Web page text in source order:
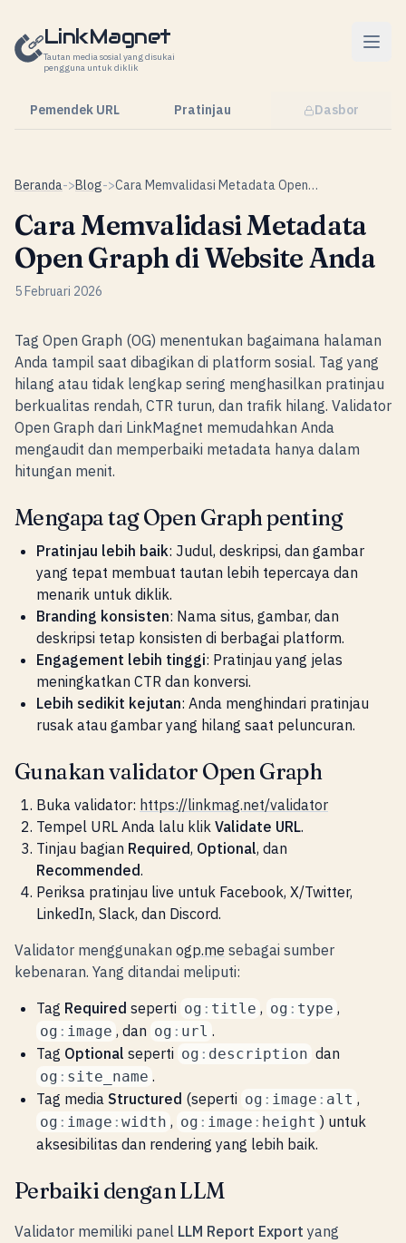
LinkMagnet
Tautan media sosial yang disukai
pengguna untuk diklik
Pemendek URL Pratinjau Dasbor
Beranda->Blog-> Cara Memvalidasi Metadata Open Graph di Website Anda
Cara Memvalidasi Metadata
Open Graph di Website Anda
5 Februari 2026
Tag Open Graph (OG) menentukan bagaimana halaman
Anda tampil saat dibagikan di platform sosial. Tag yang
hilang atau tidak lengkap sering menghasilkan pratinjau
berkualitas rendah, CTR turun, dan trafik hilang. Validator
Open Graph dari LinkMagnet memudahkan Anda
mengaudit dan memperbaiki metadata hanya dalam
hitungan menit.
Mengapa tag Open Graph penting
Pratinjau lebih baik: Judul, deskripsi, dan gambar
yang tepat membuat tautan lebih tepercaya dan
menarik untuk diklik.
Branding konsisten: Nama situs, gambar, dan
deskripsi tetap konsisten di berbagai platform.
Engagement lebih tinggi: Pratinjau yang jelas
meningkatkan CTR dan konversi.
Lebih sedikit kejutan: Anda menghindari pratinjau
rusak atau gambar yang hilang saat peluncuran.
Gunakan validator Open Graph
Buka validator: https://linkmag.net/validator
Tempel URL Anda lalu klik Validate URL.
Tinjau bagian Required, Optional, dan
Recommended.
Periksa pratinjau live untuk Facebook, X/Twitter,
LinkedIn, Slack, dan Discord.
Validator menggunakan ogp.me sebagai sumber
kebenaran. Yang ditandai meliputi:
Tag Required seperti og : title , og : type ,
og : image , dan og : url .
Tag Optional seperti og : description dan
og : site_name .
Tag media Structured (seperti og : image : alt ,
og : image : width , og : image : height ) untuk
aksesibilitas dan rendering yang lebih baik.
Perbaiki dengan LLM
Validator memiliki panel LLM Report Export yang